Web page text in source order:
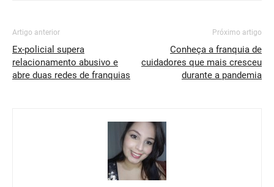
Artigo anterior
Ex-policial supera
relacionamento abusivo e
abre duas redes de franquias
Próximo artigo
Conheça a franquia de
cuidadores que mais cresceu
durante a pandemia